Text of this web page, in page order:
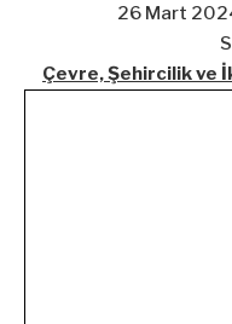
26 Mart
Çevre, Şehircilik ve